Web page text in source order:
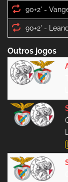
90+2' -
90+2' -
Outros jogos